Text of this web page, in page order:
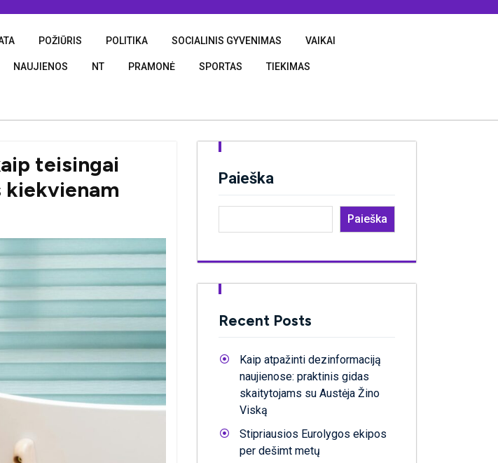
POŽIŪRIS POLITIKA SOCIALINIS GYVENIMAS VAIKAI
NAUJIENOS NT PRAMONĖ SPORTAS TIEKIMAS
teisingai
kiekvienam
Paieška
Paieška
Recent Posts
Kaip atpažinti dezinformaciją
naujienose: praktinis gidas
skaitytojams su Austėja Žino
Viską
Stipriausios Eurolygos ekipos
per dešimt metų